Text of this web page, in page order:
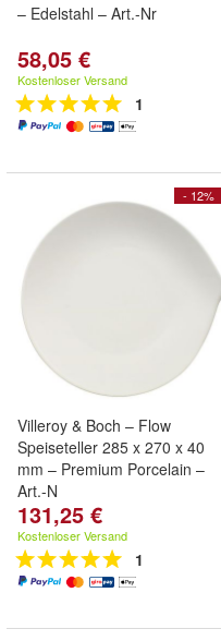
– Edelstahl – Art.-Nr
58,05 €
Kostenloser Versand
1
- 12%
Villeroy & Boch – Flow
Speiseteller 285 x 270 x 40
mm – Premium Porcelain –
Art.-N
131,25 €
Kostenloser Versand
1